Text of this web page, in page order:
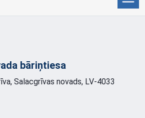
bāriņtiesa
Salacgrīvas novads, LV-4033